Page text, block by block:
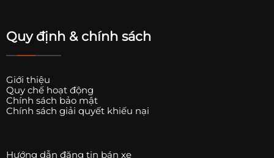
Quy định & chính sách
Giới thiệu
Quy chế hoạt động
Chính sách bảo mật
Chính sách giải quyết khiếu nại
Hướng dẫn đăng tin bán xe